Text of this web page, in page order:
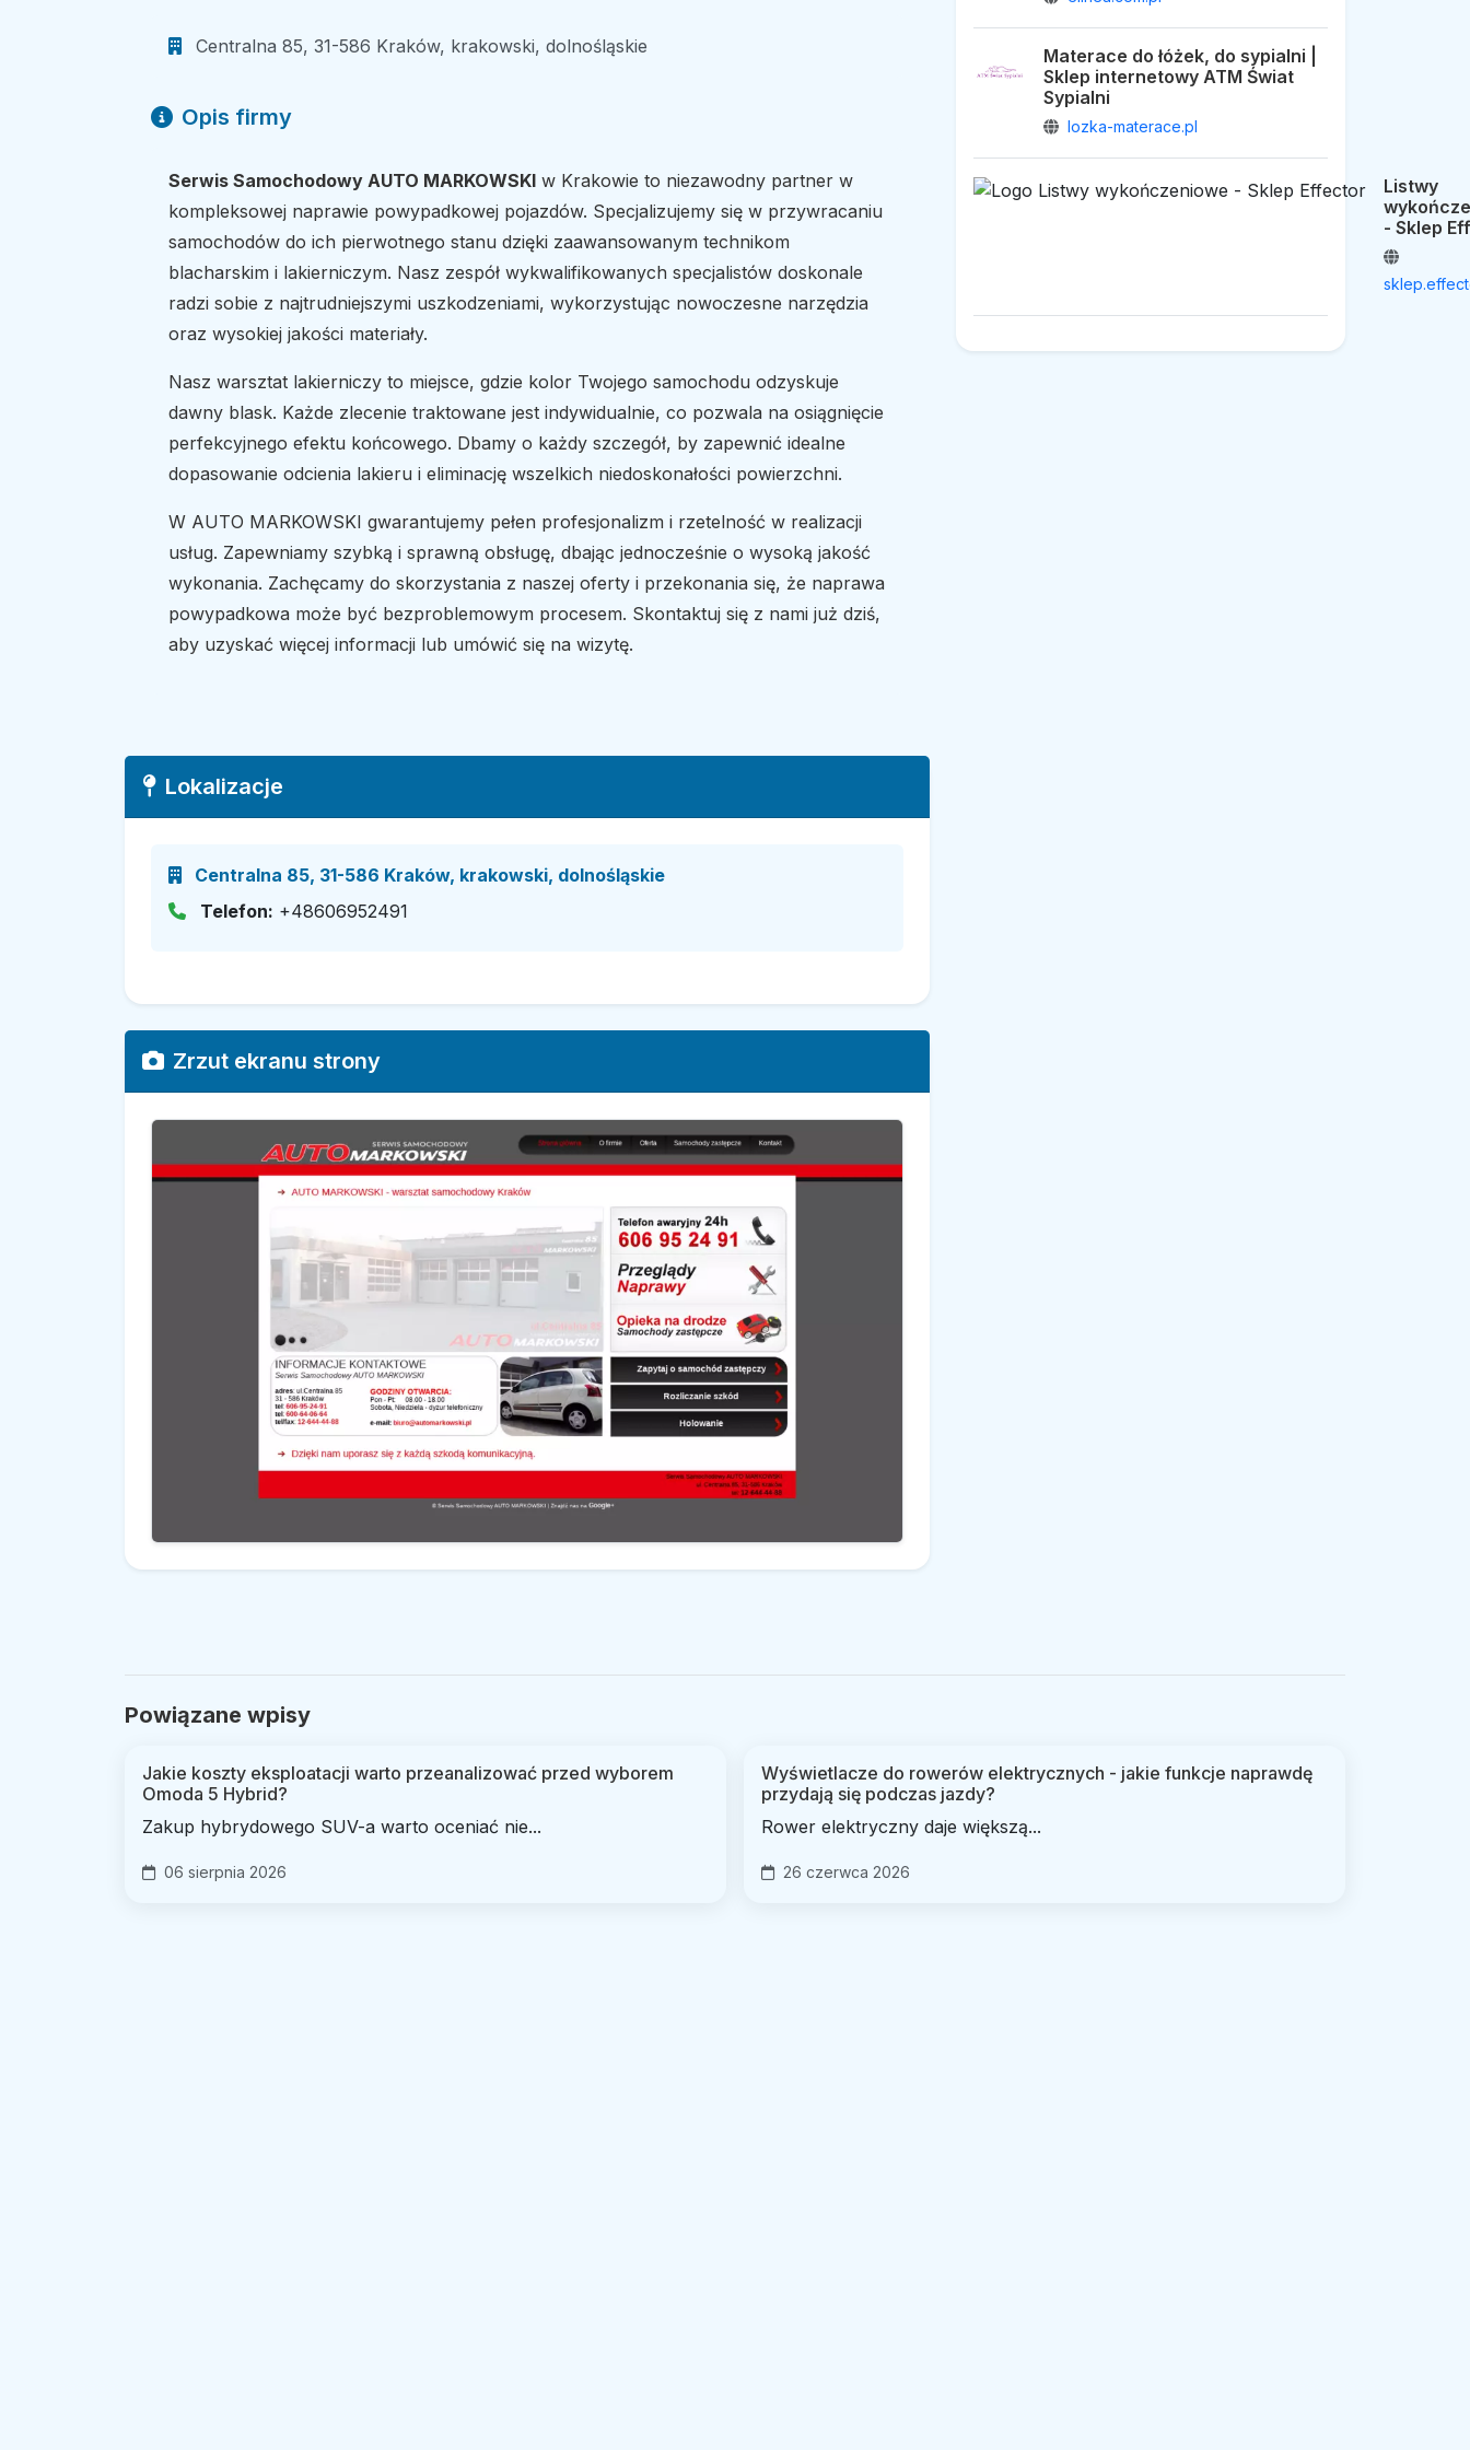
Centralna 85, 31-586 Kraków, krakowski, dolnośląskie
Opis firmy
Serwis Samochodowy AUTO MARKOWSKI w Krakowie to niezawodny partner w
kompleksowej naprawie powypadkowej pojazdów. Specjalizujemy się w przywracaniu
samochodów do ich pierwotnego stanu dzięki zaawansowanym technikom
blacharskim i lakierniczym. Nasz zespół wykwalifikowanych specjalistów doskonale
radzi sobie z najtrudniejszymi uszkodzeniami, wykorzystując nowoczesne narzędzia
oraz wysokiej jakości materiały.
Nasz warsztat lakierniczy to miejsce, gdzie kolor Twojego samochodu odzyskuje
dawny blask. Każde zlecenie traktowane jest indywidualnie, co pozwala na osiągnięcie
perfekcyjnego efektu końcowego. Dbamy o każdy szczegół, by zapewnić idealne
dopasowanie odcienia lakieru i eliminację wszelkich niedoskonałości powierzchni.
W AUTO MARKOWSKI gwarantujemy pełen profesjonalizm i rzetelność w realizacji
usług. Zapewniamy szybką i sprawną obsługę, dbając jednocześnie o wysoką jakość
wykonania. Zachęcamy do skorzystania z naszej oferty i przekonania się, że naprawa
powypadkowa może być bezproblemowym procesem. Skontaktuj się z nami już dziś,
aby uzyskać więcej informacji lub umówić się na wizytę.
Lokalizacje
Centralna 85, 31-586 Kraków, krakowski, dolnośląskie
Telefon: +48606952491
Zrzut ekranu strony
Materace do łóżek, do sypialni |
Sklep internetowy ATM Świat
Sypialni
lozka-materace.pl
Listwy
- Sklep
Powiązane wpisy
Jakie koszty eksploatacji warto przeanalizować przed wyborem
Omoda 5 Hybrid?
Zakup hybrydowego SUV-a warto oceniać nie...
06 sierpnia 2026
Wyświetlacze do rowerów elektrycznych - jakie funkcje naprawdę
przydają się podczas jazdy?
Rower elektryczny daje większą...
26 czerwca 2026